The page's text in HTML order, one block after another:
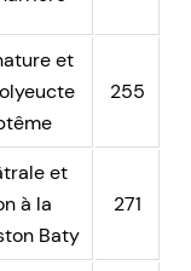
et
255
et
à la
Baty
271